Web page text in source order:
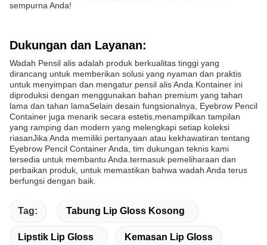
sempurna Anda!
Dukungan dan Layanan:
Wadah Pensil alis adalah produk berkualitas tinggi yang
dirancang untuk memberikan solusi yang nyaman dan praktis
untuk menyimpan dan mengatur pensil alis Anda.Kontainer ini
diproduksi dengan menggunakan bahan premium yang tahan
lama dan tahan lamaSelain desain fungsionalnya, Eyebrow Pencil
Container juga menarik secara estetis,menampilkan tampilan
yang ramping dan modern yang melengkapi setiap koleksi
riasanJika Anda memiliki pertanyaan atau kekhawatiran tentang
Eyebrow Pencil Container Anda, tim dukungan teknis kami
tersedia untuk membantu Anda.termasuk pemeliharaan dan
perbaikan produk, untuk memastikan bahwa wadah Anda terus
berfungsi dengan baik.
Tag: Tabung Lip Gloss Kosong
Lipstik Lip Gloss Kemasan Lip Gloss